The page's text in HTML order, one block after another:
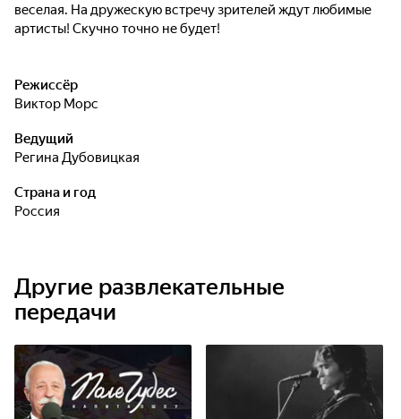
веселая. На дружескую встречу зрителей ждут любимые
артисты! Скучно точно не будет!
Режиссёр
Виктор Морс
Ведущий
Регина Дубовицкая
Страна и год
Россия
Другие развлекательные
передачи